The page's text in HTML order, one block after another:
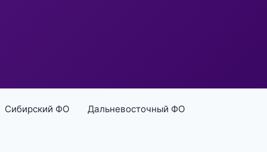
Сибирский ФО Дальневосточный ФО